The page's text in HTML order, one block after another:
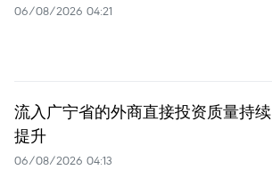
06/08/2026 04:21
流入广宁省的外商直接投资质量持续
提升
06/08/2026 04:13